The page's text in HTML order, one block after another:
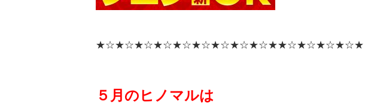
★☆★☆★☆★☆★☆★☆★☆★☆★☆★★☆★☆★☆★☆★
５月のヒノマルは